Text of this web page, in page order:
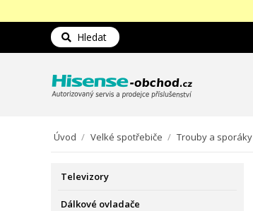
Hledat
Úvod / Velké spotřebiče / Trouby a sporáky
Televizory
Dálkové ovladače